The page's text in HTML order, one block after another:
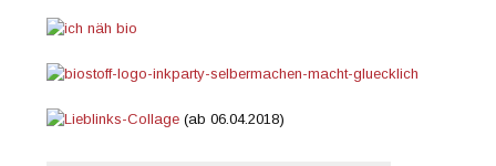
(ab 06.04.2018)